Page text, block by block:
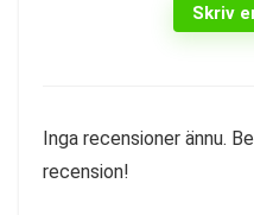
Skriv
Inga recensioner ännu.
recension!